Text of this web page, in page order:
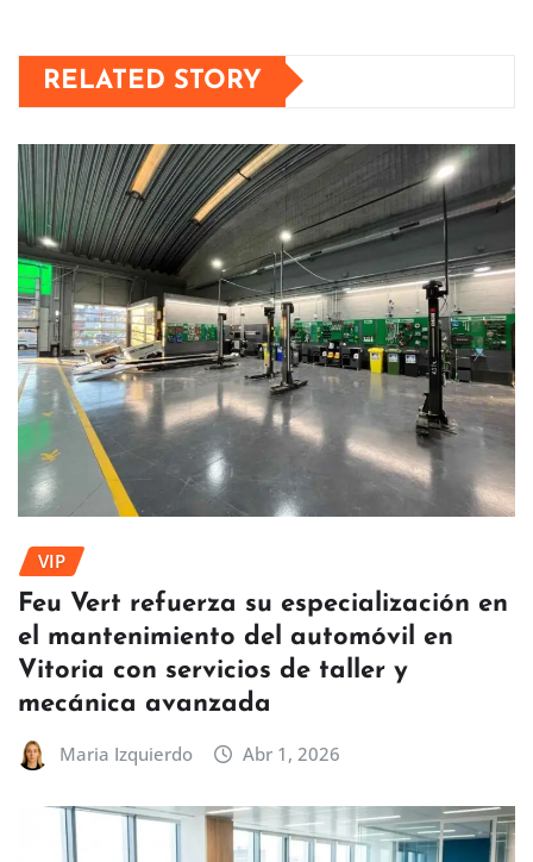
RELATED STORY
VIP
Feu Vert refuerza su especialización en
el mantenimiento del automóvil en
Vitoria con servicios de taller y
mecánica avanzada
Maria Izquierdo Abr 1, 2026